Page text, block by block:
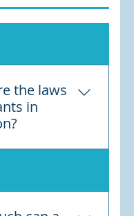
the laws
in
two laws that
landlord
The Virginia
Landlord and